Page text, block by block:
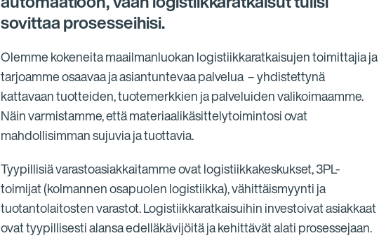
sovittaa prosesseihisi.
Olemme kokeneita maailmanluokan logistiikkaratkaisujen toimittajia ja
tarjoamme osaavaa ja asiantuntevaa palvelua – yhdistettynä
kattavaan tuotteiden, tuotemerkkien ja palveluiden valikoimaamme.
Näin varmistamme, että materiaalikäsittelytoimintosi ovat
mahdollisimman sujuvia ja tuottavia.
Tyypillisiä varastoasiakkaitamme ovat logistiikkakeskukset, 3PL-
toimijat (kolmannen osapuolen logistiikka), vähittäismyynti ja
tuotantolaitosten varastot. Logistiikkaratkaisuihin investoivat asiakkaat
ovat tyypillisesti alansa edelläkävijöitä ja kehittävät alati prosessejaan.